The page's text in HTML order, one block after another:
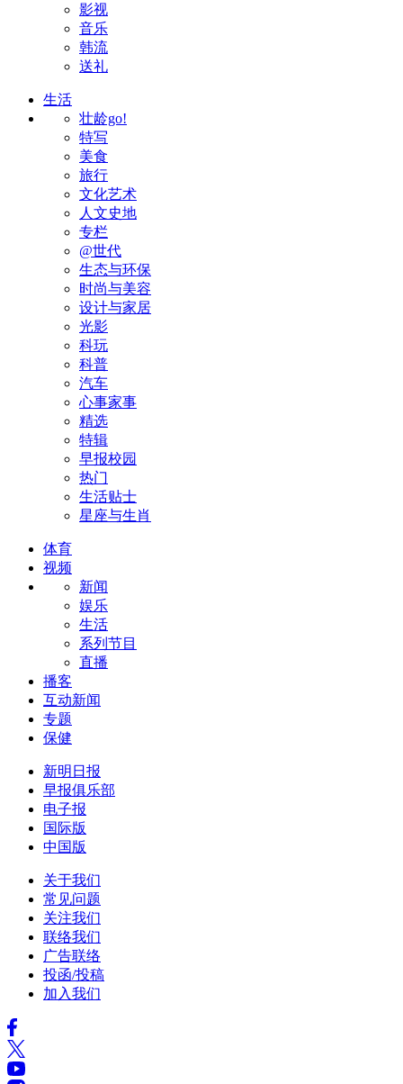
影视
音乐
韩流
送礼
生活
壮龄go!
特写
美食
旅行
文化艺术
人文史地
专栏
@世代
生态与环保
时尚与美容
设计与家居
光影
科玩
科普
汽车
心事家事
精选
特辑
早报校园
热门
生活贴士
星座与生肖
体育
视频
新闻
娱乐
生活
系列节目
直播
播客
互动新闻
专题
保健
新明日报
早报俱乐部
电子报
国际版
中国版
关于我们
常见问题
关注我们
联络我们
广告联络
投函/投稿
加入我们